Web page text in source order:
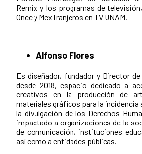
Remix y los programas de
Once y MexTranjeros en TV UNAM.
Alfonso Flores
Es diseñador, fundador y Director
desde 2018, espacio dedicado a
creativos en la producción de
materiales gráficos para la incidencia
la divulgación de los Derechos
impactado a organizaciones de la
de comunicación, instituciones
así como a entidades públicas.